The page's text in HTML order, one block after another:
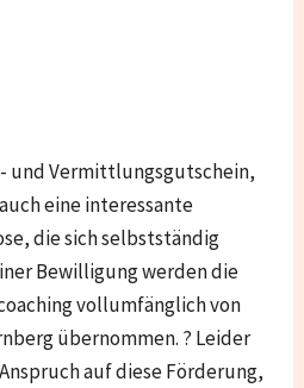
und Vermittlungsgutschein,
eine interessante
die sich selbstständig
Bewilligung werden die
vollumfänglich von
übernommen. ? Leider
auf diese Förderung,